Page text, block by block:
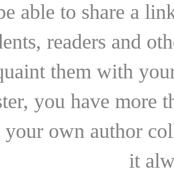
able to share a
readers and
them with
you have more
own author
it